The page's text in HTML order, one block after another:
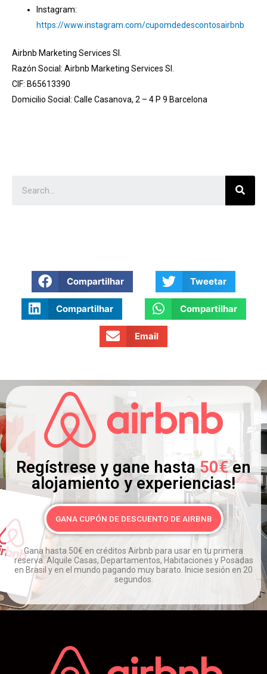
Instagram:
https://www.instagram.com/cupomdedescontosairbnb
Airbnb Marketing Services Sl.
Razón Social: Airbnb Marketing Services Sl.
CIF: B65613390
Domicilio Social: Calle Casanova, 2 – 4 P 9 Barcelona
Compartilhar Tweetar
Compartilhar Compartilhar
Email
Regístrese y gane hasta50€en
alojamiento y experiencias!
GANA CUPÓN DE DESCUENTO DE AIRBNB
Gana hasta 50€ en créditos Airbnb para usar en tu primera
reserva. Alquile Casas, Departamentos, Habitaciones y Posadas
en Brasil y en el mundo pagando muy barato.
Inicie sesión en 20
segundos.